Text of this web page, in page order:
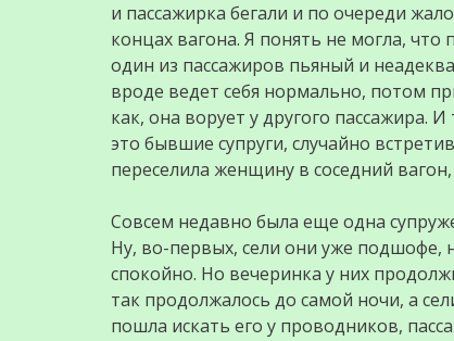
и пассажирка бегали и по очереди
концах вагона. Я понять не могла,
один из пассажиров пьяный и
вроде ведет себя нормально, потом
как, она ворует у другого пассажира.
это бывшие супруги, случайно
переселила женщину в соседний
Совсем недавно была еще одна
Ну, во-первых, сели они уже подшофе,
спокойно. Но вечеринка у них
так продолжалось до самой ночи, а
пошла искать его у проводников,